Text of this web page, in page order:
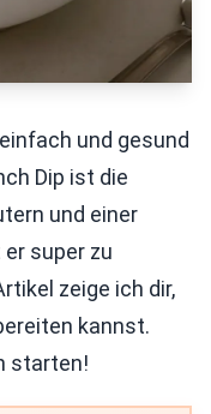
und gesund
Dip ist die
und einer
super zu
zeige ich dir,
kannst.
starten!